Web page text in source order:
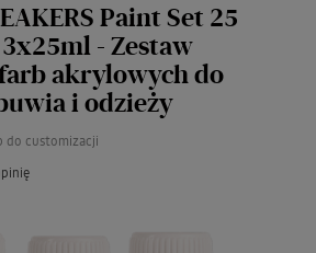
Paint Set 25
- Zestaw
akrylowych do
i odzieży
do customizacji